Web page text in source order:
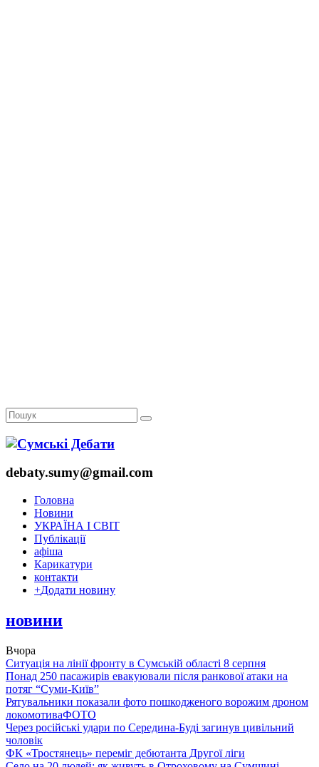
debaty.sumy@gmail.com
Головна
Новини
УКРАЇНА І СВІТ
Публікації
афіша
Карикатури
контакти
+Додати новину
новини
Вчора
Ситуація на лінії фронту в Сумській області 8 серпня
Понад 250 пасажирів евакуювали після ранкової атаки на
потяг “Суми-Київ”
Рятувальники показали фото пошкодженого ворожим дроном
локомотиваФОТО
Через російські удари по Середина-Буді загинув цивільний
чоловік
ФК «Тростянець» переміг дебютанта Другої ліги